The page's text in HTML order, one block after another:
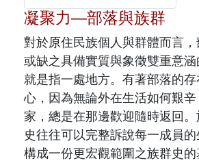
委員介紹
歷次會議記錄
徵稿訊息
本會出版品列表
與國史館共同出版品介紹
出版品查詢
文獻電子
本期內容
歷史期刊
訂閱電子報
相關連
凝聚力—部落與族群
對於原住民族個人與群體而言
或缺之具備實質與象徵雙重意
就是指一處地方。有著部落的
心，因為無論外在生活如何艱
家，總是在那邊歡迎隨時返回
史往往可以完整訴說每一成員
構成一份更宏觀範圍之族群史的